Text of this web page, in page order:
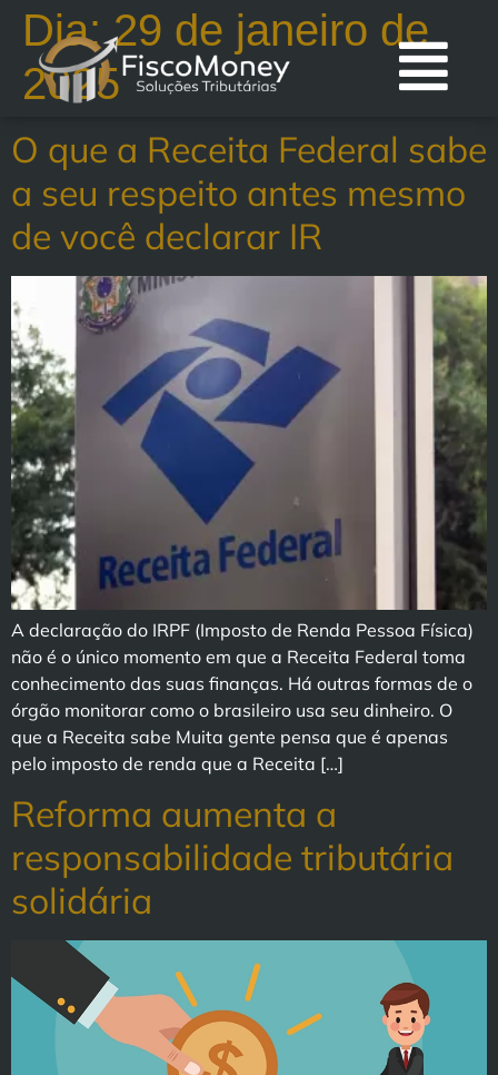
Dia:29 de janeiro de
2025
O que a Receita Federal sabe
a seu respeito antes mesmo
de você declarar IR
A declaração do IRPF (Imposto de Renda Pessoa Física)
não é o único momento em que a Receita Federal toma
conhecimento das suas finanças. Há outras formas de o
órgão monitorar como o brasileiro usa seu dinheiro. O
que a Receita sabe Muita gente pensa que é apenas
pelo imposto de renda que a Receita […]
Reforma aumenta a
responsabilidade tributária
solidária